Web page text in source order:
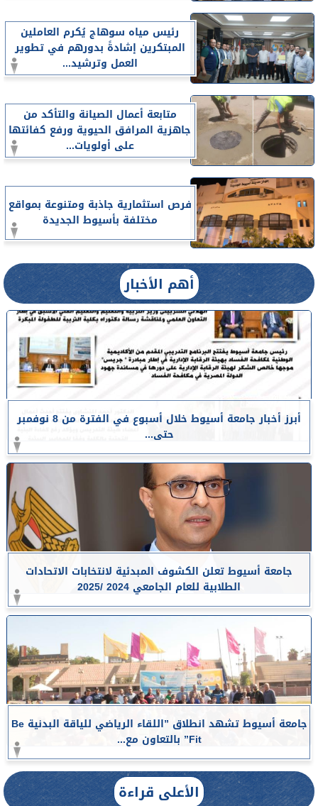
رئيس مياه سوهاج يُكرم العاملين
المبتكرين إشادةً بدورهم في تطوير
العمل وترشيد...
متابعة أعمال الصيانة والتأكد من
جاهزية المرافق الحيوية ورفع كفائتها
على أولويات...
فرص استثمارية جاذبة ومتنوعة بمواقع
مختلفة بأسيوط الجديدة
أهم الأخبار
أبرز أخبار جامعة أسيوط خلال أسبوع في الفترة من 8 نوفمبر
حتى...
جامعة أسيوط تعلن الكشوف المبدئية لانتخابات الاتحادات
الطلابية للعام الجامعي 2024 /2025
جامعة أسيوط تشهد انطلاق ”اللقاء الرياضي للياقة البدنية Be
Fit” بالتعاون مع...
الأعلى قراءة